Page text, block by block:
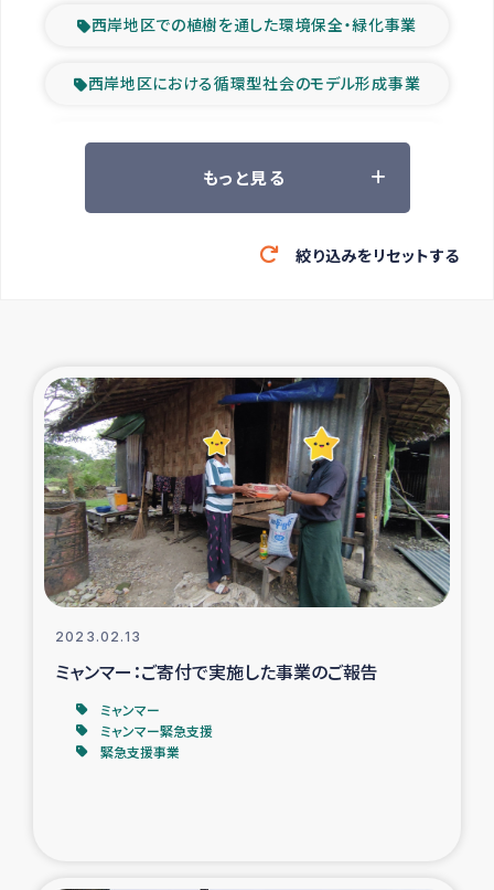
西岸地区での植樹を通した環境保全・緑化事業
西岸地区における循環型社会のモデル形成事業
ツアー参加者の声
緊急救援の時代
東ティモール豪雨緊急支援
大雨による洪水被災者支援
カカオ生産者支援事業
シリア国内避難民・帰還民の生活再建支援
トルコにおけるシリア難民支援事業
インドネシア中部 スラウェシの地震・津波被災者支援
スリランカ ムライティブ県帰還民の生活再建支援
もっと見る
絞り込みをリセットする
2023.02.13
ミャンマー：ご寄付で実施した事業のご報告
ミャンマー
ミャンマー緊急支援
緊急支援事業